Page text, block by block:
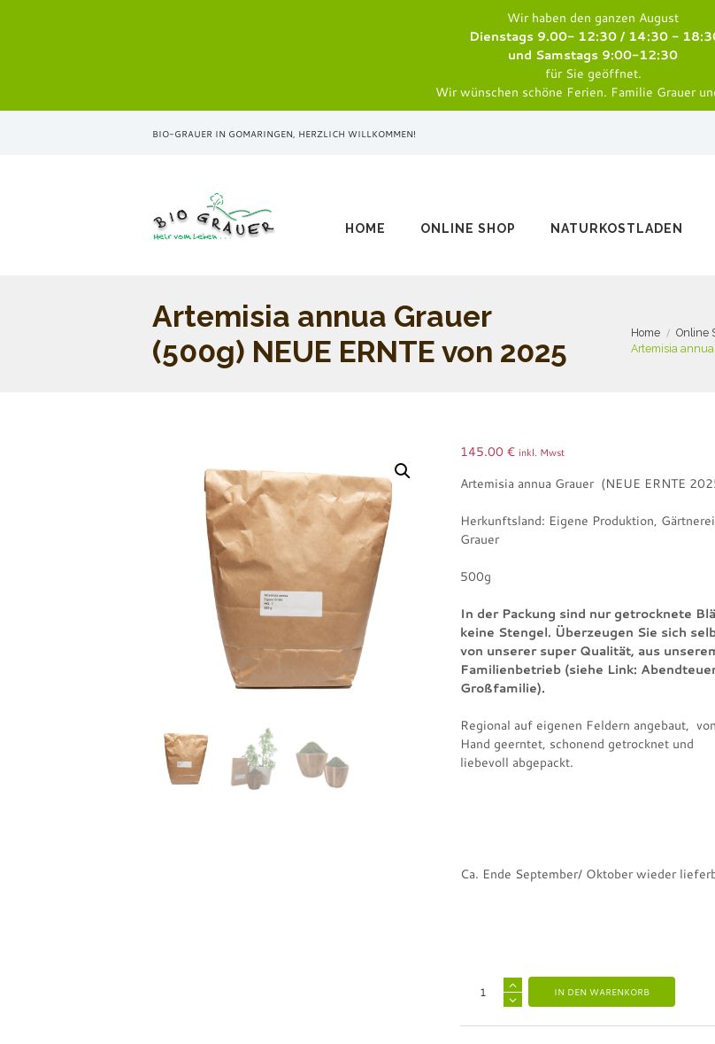
Wir haben den ganzen August
Dienstags 9.00- 12:30 / 14:30 -
und Samstags 9:00-12:30
für Sie geöffnet.
Wir wünschen schöne Ferien. Familie Grauer
BIO-GRAUER IN GOMARINGEN, HERZLICH WILLKOMMEN!
HOME ONLINE SHOP NATURKOSTLADEN
Artemisia annua Grauer
(500g) NEUE ERNTE von 2025
Home Online
Artemisia annua
145.00€ inkl. Mwst
Artemisia annua Grauer (NEUE ERNTE
Herkunftsland: Eigene Produktion, Gärtnerei
Grauer
500g
In der Packung sind nur getrocknete
keine Stengel. Überzeugen Sie sich
von unserer super Qualität, aus
Familienbetrieb (siehe Link:
Großfamilie).
Regional auf eigenen Feldern angebaut, von
Hand geerntet, schonend getrocknet und
liebevoll abgepackt.
Ca. Ende September/ Oktober wieder
IN DEN WARENKORB
t